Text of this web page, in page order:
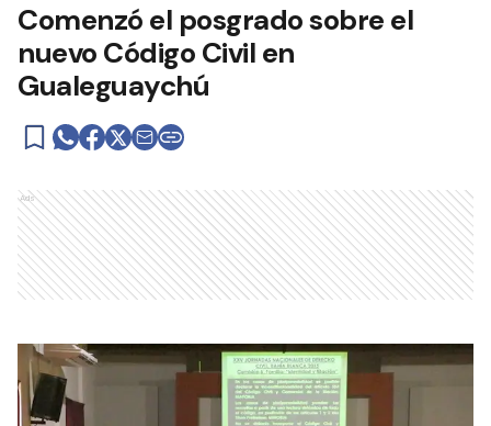
Comenzó el posgrado sobre el
nuevo Código Civil en
Gualeguaychú
Ads